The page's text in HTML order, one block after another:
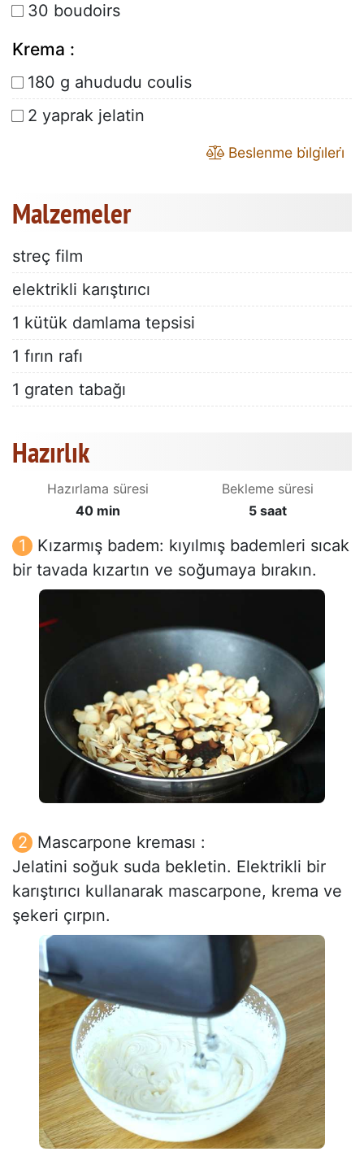
30 boudoirs
Krema :
180 g ahududu coulis
2 yaprak jelatin
Beslenme bi̇lgi̇leri̇
Malzemeler
streç film
elektrikli karıştırıcı
1 kütük damlama tepsisi
1 fırın rafı
1 graten tabağı
Hazırlık
Hazırlama süresi
40 min
Bekleme süresi
5 saat
Kızarmış badem: kıyılmış bademleri sıcak
bir tavada kızartın ve soğumaya bırakın.
Mascarpone kreması :
Jelatini soğuk suda bekletin. Elektrikli bir
karıştırıcı kullanarak mascarpone, krema ve
şekeri çırpın.